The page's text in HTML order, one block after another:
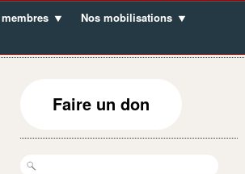
Nos mobilisations
Faire un don
Rechercher :